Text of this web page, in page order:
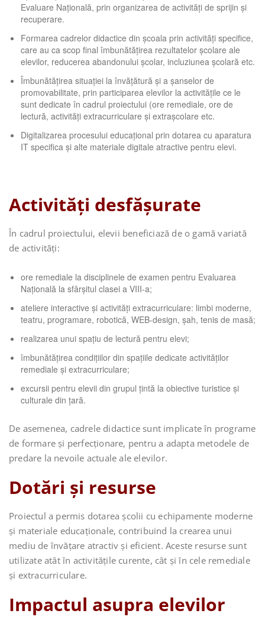
Evaluare Națională, prin organizarea de activități de sprijin și
recuperare.
Formarea cadrelor didactice din școala prin activități specifice,
care au ca scop final îmbunătățirea rezultatelor școlare ale
elevilor, reducerea abandonului școlar, incluziunea școlară etc.
Îmbunătățirea situației la învățătură și a șanselor de
promovabilitate, prin participarea elevilor la activitățile ce le
sunt dedicate în cadrul proiectului (ore remediale, ore de
lectură, activități extracurriculare și extrașcolare etc.
Digitalizarea procesului educațional prin dotarea cu aparatura
IT specifica și alte materiale digitale atractive pentru elevi.
Activități desfășurate
În cadrul proiectului, elevii beneficiază de o gamă variată
de activități:
ore remediale la disciplinele de examen pentru Evaluarea
Națională la sfârșitul clasei a VIII-a;
ateliere interactive și activități extracurriculare: limbi moderne,
teatru, programare, robotică, WEB-design, șah, tenis de masă;
realizarea unui spațiu de lectură pentru elevi;
îmbunătățirea condițiilor din spațiile dedicate activităților
remediale și extracurriculare;
excursii pentru elevii din grupul țintă la obiective turistice și
culturale din țară.
De asemenea, cadrele didactice sunt implicate în programe
de formare și perfecționare, pentru a adapta metodele de
predare la nevoile actuale ale elevilor.
Dotări și resurse
Proiectul a permis dotarea școlii cu echipamente moderne
și materiale educaționale, contribuind la crearea unui
mediu de învățare atractiv și eficient. Aceste resurse sunt
utilizate atât în activitățile curente, cât și în cele remediale
și extracurriculare.
Impactul asupra elevilor